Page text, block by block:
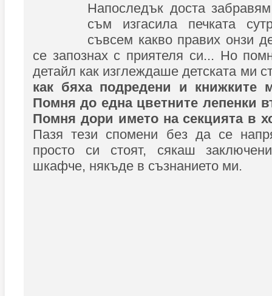
Напоследък доста
съм изгасила печката
съвсем какво правих онзи
се запознах с приятеля си... Но
детайл как изглеждаше детската ми
как бяха подредени и книжките
Помня до една цветните лепенки
Помня дори името на секцията в
Пазя тези спомени без да се
просто си стоят, сякаш
шкафче, някъде в съзнанието ми.